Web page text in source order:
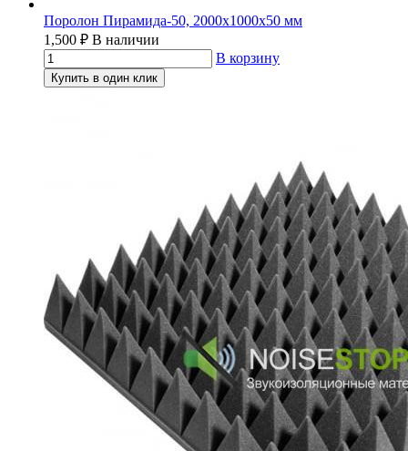
Поролон Пирамида-50, 2000х1000х50 мм
1,500 ₽ В наличии
В корзину
Купить в один клик